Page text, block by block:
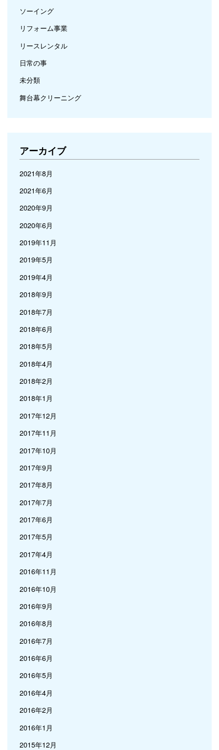
ソーイング
リフォーム事業
リースレンタル
日常の事
未分類
舞台幕クリーニング
アーカイブ
2021年8月
2021年6月
2020年9月
2020年6月
2019年11月
2019年5月
2019年4月
2018年9月
2018年7月
2018年6月
2018年5月
2018年4月
2018年2月
2018年1月
2017年12月
2017年11月
2017年10月
2017年9月
2017年8月
2017年7月
2017年6月
2017年5月
2017年4月
2016年11月
2016年10月
2016年9月
2016年8月
2016年7月
2016年6月
2016年5月
2016年4月
2016年2月
2016年1月
2015年12月